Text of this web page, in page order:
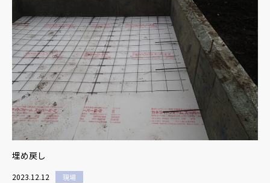
埋め戻し
2023.12.12 現場